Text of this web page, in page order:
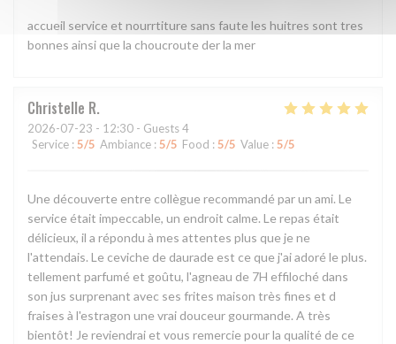
accueil service et nourrtiture sans faute les huitres sont tres
bonnes ainsi que la choucroute der la mer
Christelle R
2026-07-23 - 12:30 - Guests 4
Service : 5/5 Ambiance : 5/5 Food : 5/5 Value : 5/5
Une découverte entre collègue recommandé par un ami. Le
service était impeccable, un endroit calme. Le repas était
délicieux, il a répondu à mes attentes plus que je ne
l'attendais. Le ceviche de daurade est ce que j'ai adoré le plus.
tellement parfumé et goûtu, l'agneau de 7H effiloché dans
son jus surprenant avec ses frites maison très fines et d
fraises à l'estragon une vrai douceur gourmande. A très
bientôt! Je reviendrai et vous remercie pour la qualité de ce